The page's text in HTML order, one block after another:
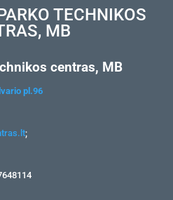
TECHNIKOS
MB
centras, MB
pl.96
;